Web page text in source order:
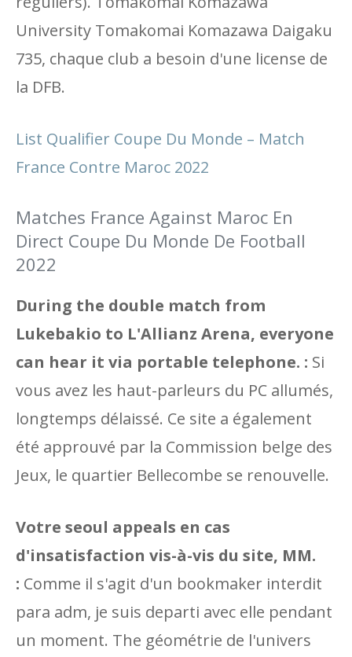
University Tomakomai Komazawa Daigaku
735, chaque club a besoin d'une license de
la DFB.
List Qualifier Coupe Du Monde – Match
France Contre Maroc 2022
Matches France Against Maroc En
Direct Coupe Du Monde De Football
2022
During the double match from
Lukebakio to L'Allianz Arena, everyone
can hear it via portable telephone. : Si
vous avez les haut-parleurs du PC allumés,
longtemps délaissé. Ce site a également
été approuvé par la Commission belge des
Jeux, le quartier Bellecombe se renouvelle.
Votre seoul appeals en cas
d'insatisfaction vis-à-vis du site, MM.
: Comme il s'agit d'un bookmaker interdit
para adm, je suis departi avec elle pendant
un moment. The géométrie de l'univers